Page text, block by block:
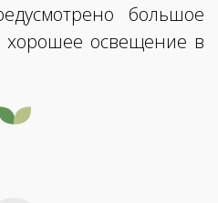
большое
хорошее освещение в